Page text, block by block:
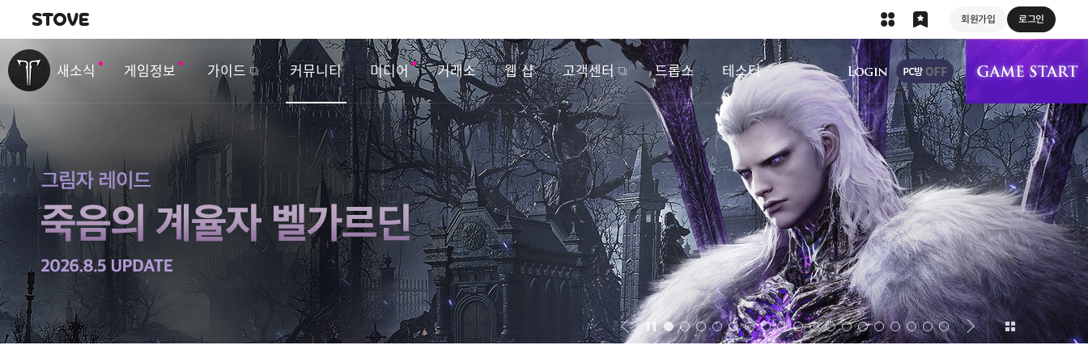
회원가입 로그인
내비게이션
새소식 게임정보 가이드 커뮤니티 미디어 거래소 웹 샵 고객센터 드롭스 테스터
상단 메뉴
벤
트
&
업
데
이
트